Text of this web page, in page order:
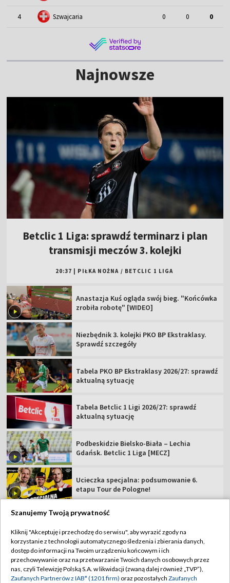
4 Szwajcaria 0 0 0
Najnowsze
Betclic 1 Liga: sprawdź terminarz i plan
transmisji meczów 3. kolejki
20:37 PIŁKA NOŻNA / BETCLIC 1 LIGA
Anastazja Kuś ogląda swój bieg. "Końcówka
zrobiła robotę" [WIDEO]
Niezbędnik 3. kolejki PKO BP Ekstraklasy.
Sprawdź szczegóły
Tabela PKO BP Ekstraklasy 2026/27: sprawdź
aktualną sytuację
Tabela Betclic 1 Ligi 2026/27: sprawdź
aktualną sytuację
Podbeskidzie Bielsko-Biała – Lechia
Gdańsk. Betclic 1 Liga [MECZ]
Ucieczka specjalna: podsumowanie 6.
etapu Tour de Pologne!
TVP
Abonament TVP
Sklep TVP
Regulamin TVP
Polityka prywatności
Szanujemy Twoją prywatność
Kliknij "Akceptuję i przechodzę do serwisu", aby wyrazić zgody na
korzystanie z technologii automatycznego śledzenia i zbierania danych,
dostęp do informacji na Twoim urządzeniu końcowym i ich
przechowywanie oraz na przetwarzanie Twoich danych osobowych przez
nas, czyli Telewizję Polską S.A. w likwidacji (zwaną dalej również „TVP”),
Zaufanych Partnerów z IAB* (1201 firm) oraz pozostałych Zaufanych